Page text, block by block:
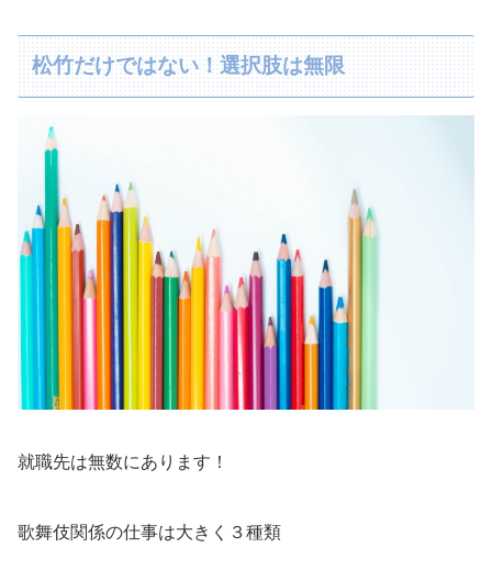
松竹だけではない！選択肢は無限
就職先は無数にあります！
歌舞伎関係の仕事は大きく３種類